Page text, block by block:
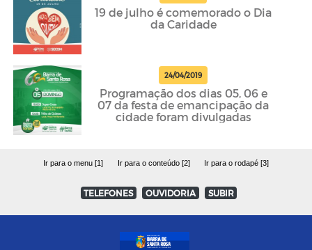
19 de julho é comemorado o Dia
da Caridade
24/04/2019
Programação dos dias 05, 06 e
07 da festa de emancipação da
cidade foram divulgadas
Ir para o menu [1] Ir para o conteúdo [2] Ir para o rodapé [3]
TELEFONES OUVIDORIA SUBIR